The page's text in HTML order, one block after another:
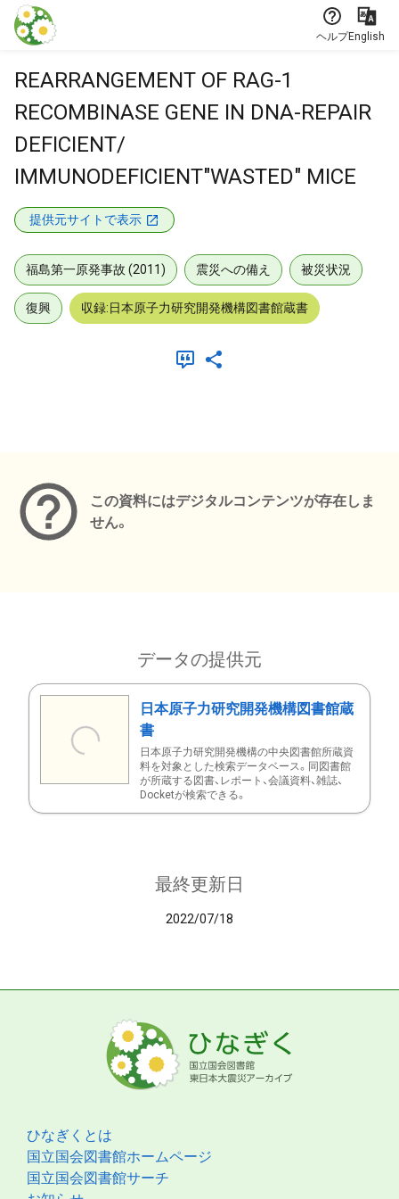
本文に飛ぶ
ヘルプEnglish
REARRANGEMENT OF RAG-1
RECOMBINASE GENE IN DNA-REPAIR
DEFICIENT/
IMMUNODEFICIENT"WASTED" MICE
提供元サイトで表示
福島第一原発事故 (2011) 震災への備え 被災状況
復興 収録:日本原子力研究開発機構図書館蔵書
この資料にはデジタルコンテンツが存在しま
せん。
データの提供元
日本原子力研究開発機構図書館蔵
書
日本原子力研究開発機構の中央図書館所蔵資
料を対象とした検索データベース。同図書館
が所蔵する図書、レポート、会議資料、雑誌、
Docketが検索できる。
最終更新日
2022/07/18
ひなぎくとは
国立国会図書館ホームページ
国立国会図書館サーチ